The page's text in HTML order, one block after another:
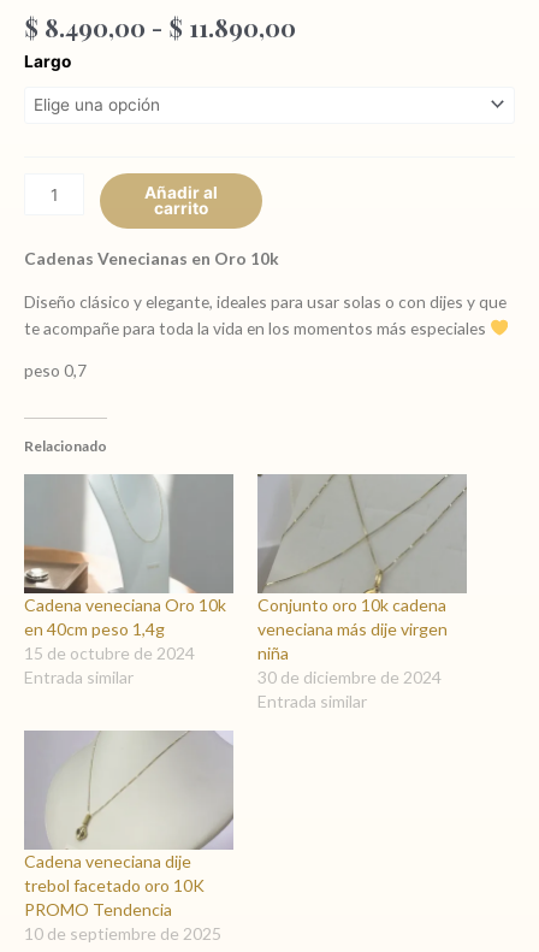
$ 8.490,00 - $ 11.890,00
Largo
Cadena
en
largos
cantidad
Añadir al
carrito
Cadenas Venecianas en Oro 10k
Diseño clásico y elegante, ideales para usar solas o con dijes y que
te acompañe para toda la vida en los momentos más especiales
peso 0,7
Relacionado
Cadena veneciana Oro 10k
en 40cm peso 1,4g
15 de octubre de 2024
Entrada similar
Conjunto oro 10k cadena
veneciana más dije virgen
niña
30 de diciembre de 2024
Entrada similar
Cadena veneciana dije
trebol facetado oro 10K
PROMO Tendencia
10 de septiembre de 2025